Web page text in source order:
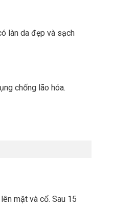
làn da đẹp và sạch
chống lão hóa.
mặt và cổ. Sau 15